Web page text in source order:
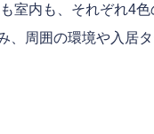
室内も、それぞれ4色
、周囲の環境や入居